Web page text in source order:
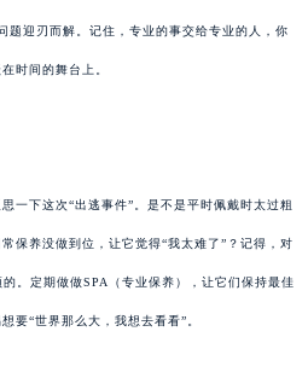
题迎刃而解。记住，专业的事交给专业的人，你
时间的舞台上。
一下这次“出逃事件”。是不是平时佩戴时太过粗
保养没做到位，让它觉得“我太难了”？记得，对
。定期做做SPA（专业保养），让它们保持最佳
要“世界那么大，我想去看看”。